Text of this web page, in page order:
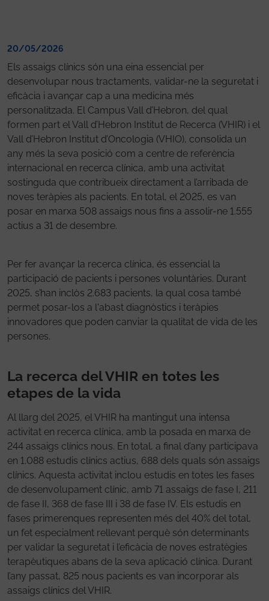
20/05/2026
Els assaigs clínics són una eina essencial per
desenvolupar nous tractaments, validar-ne la seguretat i
eficàcia i avançar cap a una medicina més
personalitzada. El Campus Vall d’Hebron, del qual
formen part el Vall d’Hebron Institut de Recerca (VHIR) i el
Vall d’Hebron Institut d’Oncologia (VHIO), consolida un
any més la seva posició com a centre de referència
internacional en recerca clínica, amb una activitat
sostinguda que contribueix directament a l’arribada de
noves teràpies als pacients. En total, el 2025, es van
posar en marxa 508 assaigs nous fins a assolir-ne 1.555
actius a 31 de desembre.
Per fer avançar la recerca clínica, és essencial la
participació de pacients i persones voluntàries. Durant
2025, s’han inclòs 2.683 pacients, la qual cosa també
permet posar-los a l'abast diagnòstics i teràpies
innovadores que poden canviar la qualitat de vida de les
persones.
La recerca del VHIR en totes les
etapes de la vida
Al llarg del 2025, el VHIR ha mantingut una intensa
activitat en recerca clínica, amb la posada en marxa de
244 assaigs clínics nous. En total, a final d’any participava
en 1.088 estudis clínics actius, 688 dels quals són assaigs
clínics. Aquesta activitat inclou estudis en totes les fases
de desenvolupament clínic, amb 71 assaigs de fase I, 211
de fase II, 368 de fase III i 38 de fase IV. Els estudis en
fases primerenques representen més del 40% del total,
un fet especialment rellevant perquè són determinants
per validar la seguretat i l’eficàcia de noves estratègies
terapèutiques abans de la seva aplicació clínica. Durant
l’any passat, 825 nous pacients es van incorporar als
assaigs clínics del VHIR.